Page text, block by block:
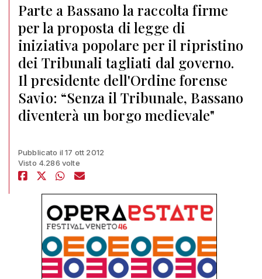
Parte a Bassano la raccolta firme
per la proposta di legge di
iniziativa popolare per il ripristino
dei Tribunali tagliati dal governo.
Il presidente dell'Ordine forense
Savio: “Senza il Tribunale, Bassano
diventerà un borgo medievale"
Pubblicato il 17 ott 2012
Visto 4.286 volte